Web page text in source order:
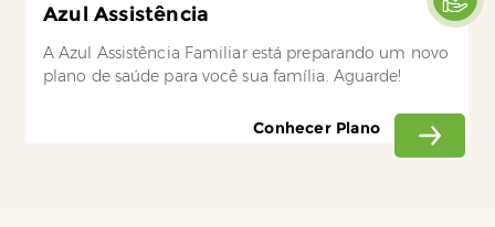
Azul Assistência
A Azul Assistência Familiar está preparando um novo
plano de saúde para você sua família. Aguarde!
Conhecer Plano